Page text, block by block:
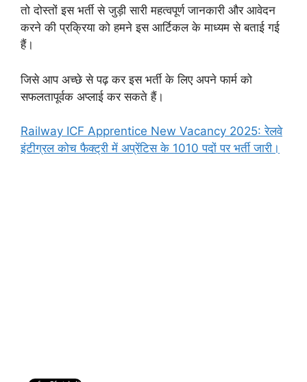
तो दोस्तों इस भर्ती से जुड़ी सारी महत्वपूर्ण जानकारी और आवेदन
करने की प्रक्रिया को हमने इस आर्टिकल के माध्यम से बताई गई
हैं।
जिसे आप अच्छे से पढ़ कर इस भर्ती के लिए अपने फार्म को
सफलतापूर्वक अप्लाई कर सकते हैं।
Railway ICF Apprentice New Vacancy 2025: रेलवे
इंटीग्रल कोच फैक्ट्री में अप्रेंटिस के 1010 पदों पर भर्ती जारी।